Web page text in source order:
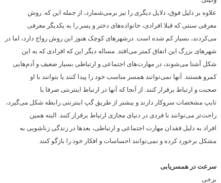
علاوه بر دلیل فوق، دلایل دیگری را نیز برمی‌شمارد، از‌ جمله این‌ که: روش
معرفی سنتی که قبلا افرادی، خانواده‌های دختر و پسر را به یکدیگر معرفی
می‌کردند، بسیار کم شده است. درشهرهای کوچک هنوز این روش رواج دارد، اما در
شهرهای بزرگ این اتفاق کمتر می‌افتد. مساله دیگر این که افرادی که به این
شکل آشنا می‌شوند، در مهارت‌های اجتماعی و ارتباطی بسیار ضعیف و آدم‌هایی
کمرو هستند. آنها نمی‌توانند همسر مناسب خود را پیدا کنند یا بتوانند با او
صحبت و ارتباط برقرار کنند. از آنجا که آنها در ارتباط اینترنتی صرفا با
تایپ مشخصات سروکار دارند و بیشتر از طریق گپ اینترنتی رابطه شکل می‌گیرد،
راحت‌تر می‌توانند با فردی در دنیای مجازی ارتباط برقرار کنند. البته همین
افراد به دلیل فقدان مهارت اجتماعی و ارتباطی، بعدها در زندگی زناشویی به
مشکل برخورد کرده و نمی‌توانند احساسات و افکار خود را بازگو کنند.
سرعت در همسریابی
برخی